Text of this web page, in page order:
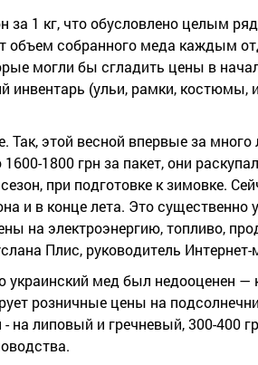
за 1 кг, что обусловлено целым
объем собранного меда каждым
могли бы сгладить цены в
инвентарь (ульи, рамки, костюмы,
этой весной впервые за много
1800 грн за пакет, они
при подготовке к зимовке.
и в конце лета. Это существенно
на электроэнергию, топливо,
Плис, руководитель
украинский мед был недооценен
розничные цены на
на липовый и гречневый, 300-400